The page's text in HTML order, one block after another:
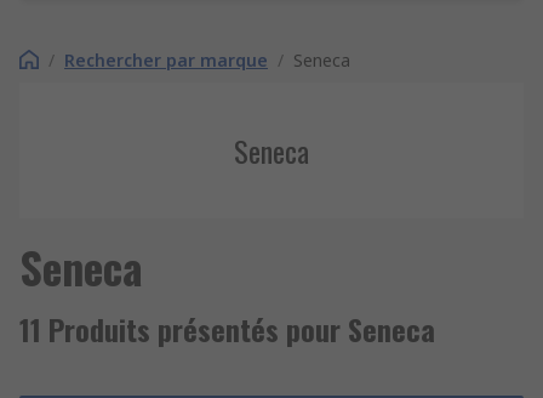
/ Rechercher par marque / Seneca
Seneca
Seneca
11 Produits présentés pour Seneca